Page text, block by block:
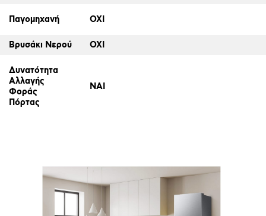
Παγομηχανή ΟΧΙ
Βρυσάκι Νερού ΟΧΙ
Δυνατότητα
Αλλαγής
Φοράς
Πόρτας
ΝΑΙ